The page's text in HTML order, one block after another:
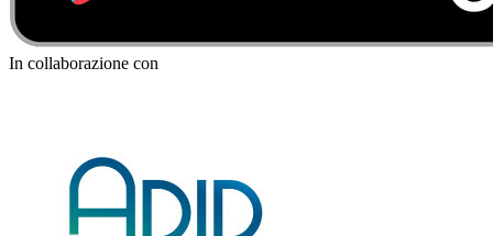
In collaborazione con